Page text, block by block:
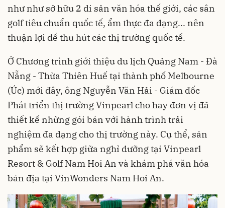
như như sở hữu 2 di sản văn hóa thế giới, các sân
golf tiêu chuẩn quốc tế, ẩm thực đa dạng... nên
thuận lợi để thu hút các thị trường quốc tế.
Ở Chương trình giới thiệu du lịch Quảng Nam - Đà
Nẵng - Thừa Thiên Huế tại thành phố Melbourne
(Úc) mới đây, ông Nguyễn Văn Hải - Giám đốc
Phát triển thị trường Vinpearl cho hay đơn vị đã
thiết kế những gói bán với hành trình trải
nghiệm đa dạng cho thị trường này. Cụ thể, sản
phẩm sẽ kết hợp giữa nghỉ dưỡng tại Vinpearl
Resort & Golf Nam Hoi An và khám phá văn hóa
bản địa tại VinWonders Nam Hoi An.